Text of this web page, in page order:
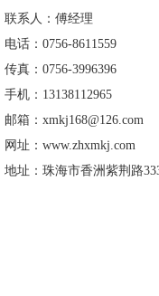
联系人：傅经理
电话：0756-8611559
传真：0756-3996396
手机：13138112965
邮箱：xmkj168@126.com
网址：www.zhxmkj.com
地址：珠海市香洲紫荆路